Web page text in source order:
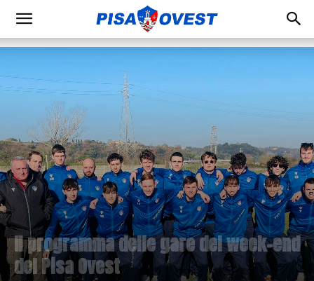
Il programma delle gare del week-end
del Pisa Ovest